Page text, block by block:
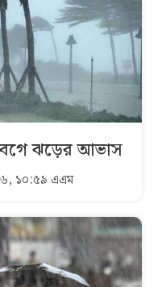
ঝড়ের আভাস
১০:৫৯ এএম